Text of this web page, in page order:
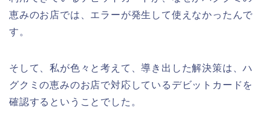
恵みのお店では、エラーが発生して使えなかったんで
す。
そして、私が色々と考えて、導き出した解決策は、ハ
グクミの恵みのお店で対応しているデビットカードを
確認するということでした。